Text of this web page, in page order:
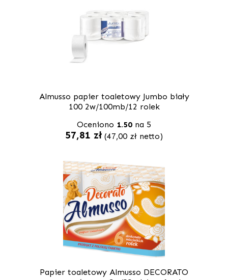
Almusso papier toaletowy Jumbo biały
100 2w/100mb/12 rolek
Oceniono 1.50 na 5
57,81 zł (47,00 zł netto)
Papier toaletowy Almusso DECORATO